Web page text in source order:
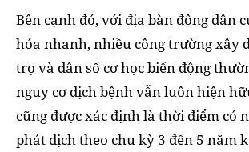
Bên cạnh đó, với địa bàn đông dân
hóa nhanh, nhiều công trường xây
trọ và dân số cơ học biến động
nguy cơ dịch bệnh vẫn luôn hiện
cũng được xác định là thời điểm có
phát dịch theo chu kỳ 3 đến 5 năm